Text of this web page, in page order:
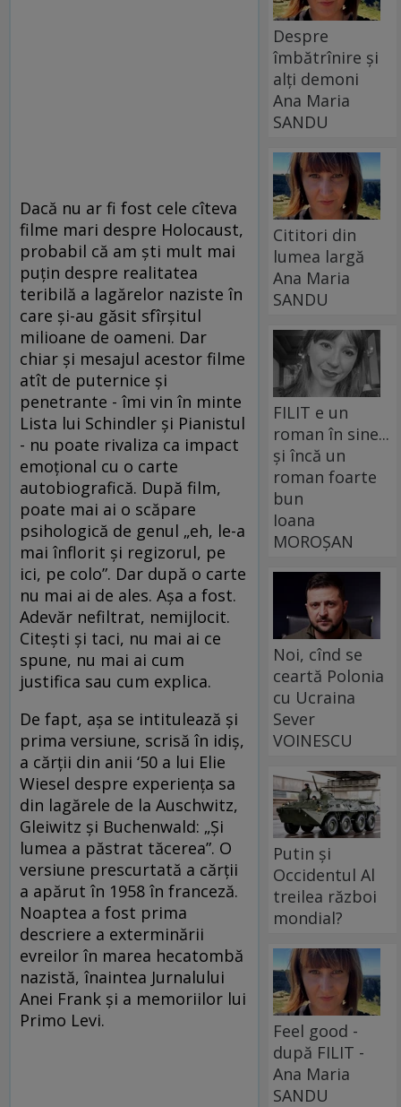
Dacă nu ar fi fost cele cîteva
filme mari despre Holocaust,
probabil că am şti mult mai
puţin despre realitatea
teribilă a lagărelor naziste în
care şi-au găsit sfîrşitul
milioane de oameni. Dar
chiar şi mesajul acestor filme
atît de puternice şi
penetrante - îmi vin în minte
Lista lui Schindler şi Pianistul
- nu poate rivaliza ca impact
emoţional cu o carte
autobiografică. După film,
poate mai ai o scăpare
psihologică de genul „eh, le-a
mai înflorit şi regizorul, pe
ici, pe colo”. Dar după o carte
nu mai ai de ales. Aşa a fost.
Adevăr nefiltrat, nemijlocit.
Citeşti şi taci, nu mai ai ce
spune, nu mai ai cum
justifica sau cum explica.
De fapt, aşa se intitulează şi
prima versiune, scrisă în idiş,
a cărţii din anii ‘50 a lui Elie
Wiesel despre experienţa sa
din lagărele de la Auschwitz,
Gleiwitz şi Buchenwald: „Şi
lumea a păstrat tăcerea”. O
versiune prescurtată a cărţii
a apărut în 1958 în franceză.
Noaptea a fost prima
descriere a exterminării
evreilor în marea hecatombă
nazistă, înaintea Jurnalului
Anei Frank și a memoriilor lui
Primo Levi.
Despre
îmbătrînire și
alți demoni
Ana Maria
SANDU
Cititori din
lumea largă
Ana Maria
SANDU
FILIT e un
roman în sine...
și încă un
roman foarte
bun
Ioana
MOROȘAN
Noi, cînd se
ceartă Polonia
cu Ucraina
Sever
VOINESCU
Putin și
Occidentul Al
treilea război
mondial?
Feel good -
după FILIT -
Ana Maria
SANDU